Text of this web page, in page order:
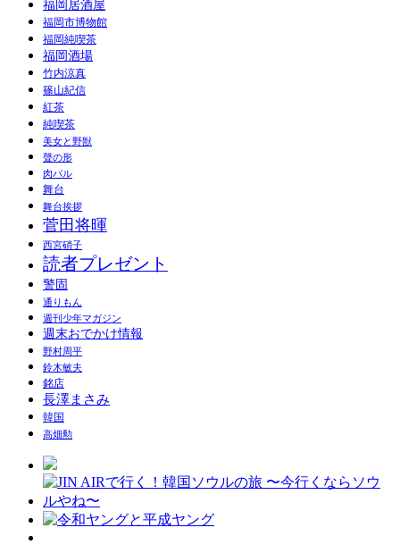
福岡居酒屋
福岡市博物館
福岡純喫茶
福岡酒場
竹内涼真
篠山紀信
紅茶
純喫茶
美女と野獣
聲の形
肉バル
舞台
舞台挨拶
菅田将暉
西宮硝子
読者プレゼント
警固
通りもん
週刊少年マガジン
週末おでかけ情報
野村周平
鈴木敏夫
銘店
長澤まさみ
韓国
高畑勲